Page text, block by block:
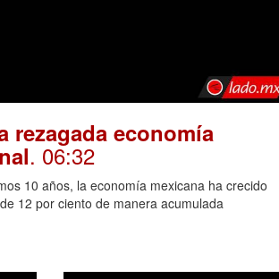
rezagada economía
. 06:32
10 años, la economía mexicana ha crecido
12 por ciento de manera acumulada